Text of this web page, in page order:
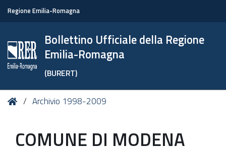
Regione Emilia-Romagna
Bollettino Ufficiale della Regione
Emilia-Romagna
(BURERT)
Tu HomeArchivio 1998-2009
COMUNE DI MODENA